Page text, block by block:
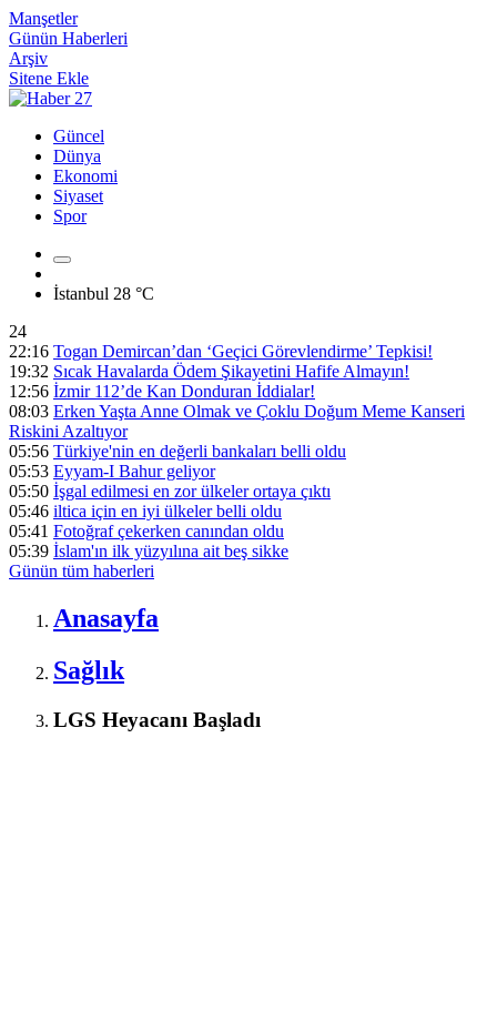
Manşetler
Günün Haberleri
Arşiv
Sitene Ekle
Güncel
Dünya
Ekonomi
Siyaset
Spor
İstanbul 28 °C
24
22:16 Togan Demircan’dan ‘Geçici Görevlendirme’ Tepkisi!
19:32 Sıcak Havalarda Ödem Şikayetini Hafife Almayın!
12:56 İzmir 112’de Kan Donduran İddialar!
08:03 Erken Yaşta Anne Olmak ve Çoklu Doğum Meme Kanseri
Riskini Azaltıyor
05:56 Türkiye'nin en değerli bankaları belli oldu
05:53 Eyyam-I Bahur geliyor
05:50 İşgal edilmesi en zor ülkeler ortaya çıktı
05:46 iltica için en iyi ülkeler belli oldu
05:41 Fotoğraf çekerken canından oldu
05:39 İslam'ın ilk yüzyılına ait beş sikke
Günün tüm haberleri
Anasayfa
Sağlık
LGS Heyacanı Başladı